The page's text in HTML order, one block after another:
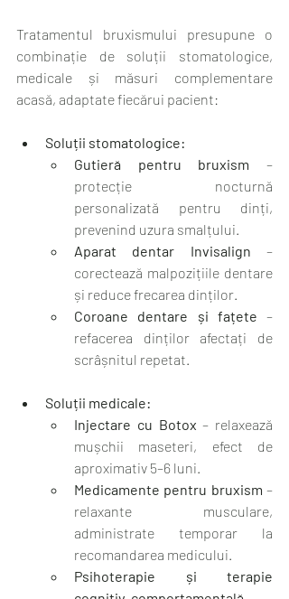
Tratamentul bruxismului presupune o
combinație de soluții stomatologice,
medicale și măsuri complementare
acasă, adaptate fiecărui pacient:
Soluții stomatologice:
Gutieră pentru bruxism –
protecție nocturnă
personalizată pentru dinți,
prevenind uzura smalțului.
Aparat dentar Invisalign –
corectează malpozițiile dentare
și reduce frecarea dinților.
Coroane dentare și fațete –
refacerea dinților afectați de
scrâșnitul repetat.
Soluții medicale:
Injectare cu Botox – relaxează
mușchii maseteri, efect de
aproximativ 5–6 luni.
Medicamente pentru bruxism –
relaxante musculare,
administrate temporar la
recomandarea medicului.
Psihoterapie și terapie